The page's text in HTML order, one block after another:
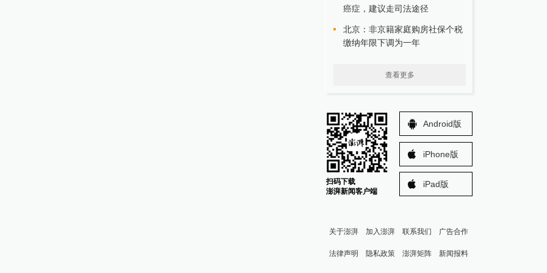
癌症，建议走司法途径
北京：非京籍家庭购房社保个税
缴纳年限下调为一年
查看更多
扫码下载
澎湃新闻客户端
Android版
iPhone版
iPad版
关于澎湃 加入澎湃 联系我们 广告合作
法律声明 隐私政策 澎湃矩阵 新闻报料